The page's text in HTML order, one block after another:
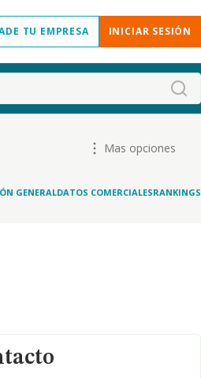
TU EMPRESA INICIAR SESIÓN
Mas opciones
GENERALDATOS COMERCIALESRANKINGS